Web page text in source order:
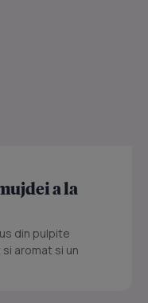
a la
din pulpite
aromat si un